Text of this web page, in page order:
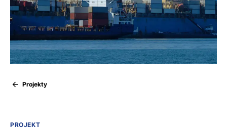
Projekty
PROJEKT